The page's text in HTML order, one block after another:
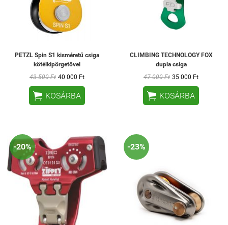
PETZL Spin S1 kisméretű csiga
kötélkipörgetővel
43 500 Ft 40 000 Ft
 KOSÁRBA
CLIMBING TECHNOLOGY FOX
dupla csiga
47 000 Ft 35 000 Ft
 KOSÁRBA
-20% -23%